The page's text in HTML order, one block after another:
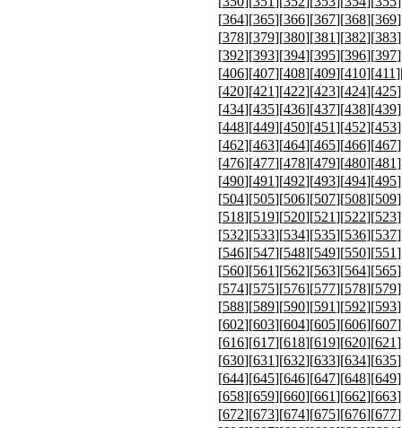
[364][365][366][367][368][369
[378][379][380][381][382][383
[392][393][394][395][396][397
[406][407][408][409][410][411
[420][421][422][423][424][425
[434][435][436][437][438][439
[448][449][450][451][452][453
[462][463][464][465][466][467
[476][477][478][479][480][481
[490][491][492][493][494][495
[504][505][506][507][508][509
[518][519][520][521][522][523
[532][533][534][535][536][537
[546][547][548][549][550][551
[560][561][562][563][564][565
[574][575][576][577][578][579
[588][589][590][591][592][593
[602][603][604][605][606][607
[616][617][618][619][620][621
[630][631][632][633][634][635
[644][645][646][647][648][649
[658][659][660][661][662][663
[672][673][674][675][676][677